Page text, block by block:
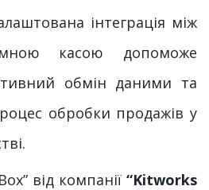
інтеграція між
касою допоможе
обмін даними та
обробки продажів у
від компанії “Kitworks